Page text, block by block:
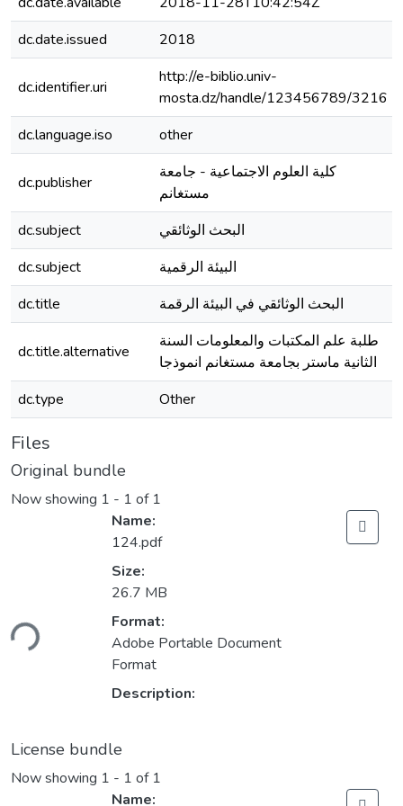
dc.date.issued
2018
dc.identifier.uri
http://e-biblio.univ-
mosta.dz/handle/123456789/3216
dc.language.iso
other
dc.publisher
كلية العلوم الاجتماعية - جامعة
مستغانم
dc.subject البحث الوثائقي
dc.subject
البيئة الرقمية
dc.title
البحث الوثائقي في البيئة الرقمة
dc.title.alternative
طلبة علم المكتبات والمعلومات السنة
الثانية ماستر بجامعة مستغانم انموذجا
dc.type Other
Files
Original bundle
Now showing 1 - 1 of 1
Name:
124.pdf
Size:
26.7 MB
Format:
Adobe Portable Document
Format
Description:
License bundle
Now showing 1 - 1 of 1
Name: